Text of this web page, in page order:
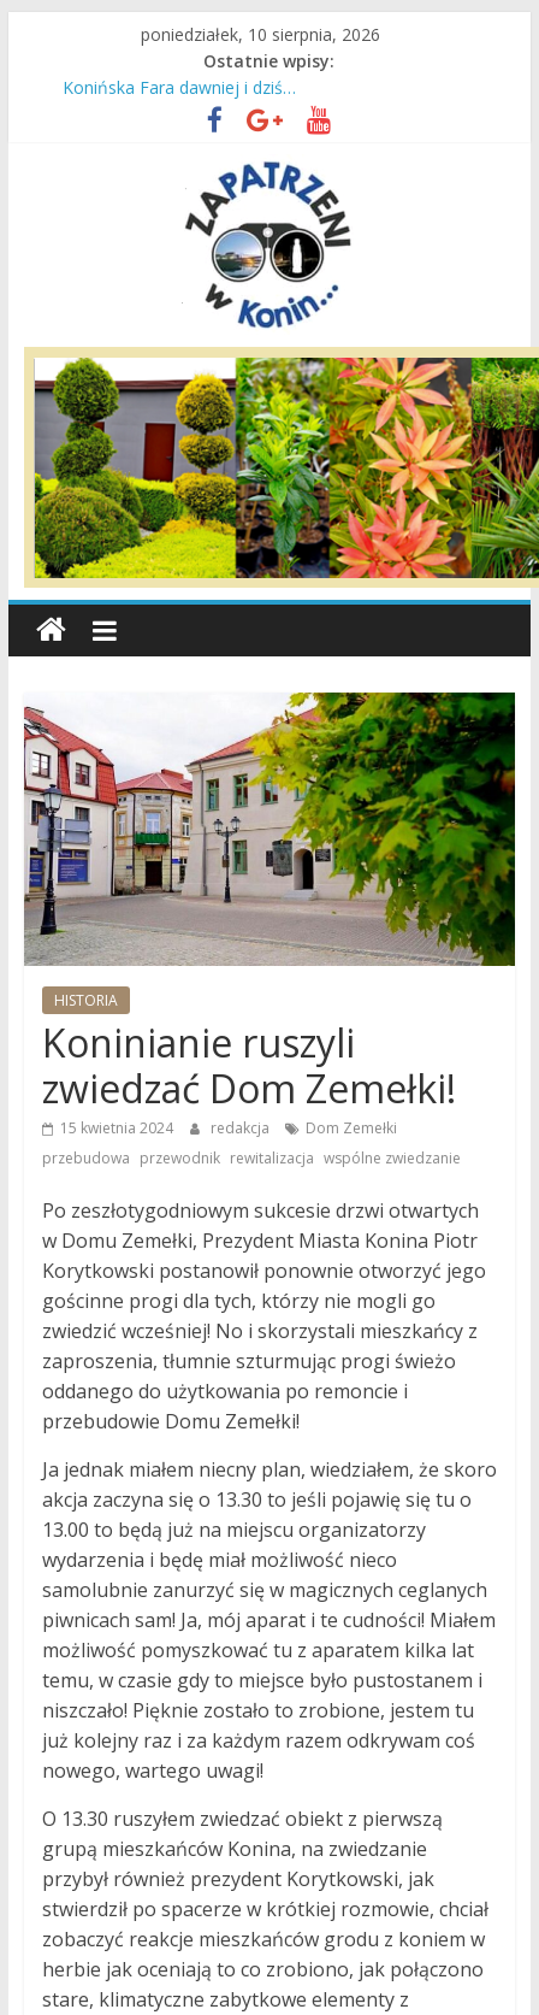
poniedziałek, 10 sierpnia, 2026
Ostatnie wpisy:
Nie próżnują we wakacje!
Konińska Fara dawniej i dziś…
Konin dawniej i dziś w obiektywie Jana Sochackiego…
Nowa baza dla konińskich ratowników medycznych!
Zapatrzeni
w
Konin
wiadomości,
informacje,
sport,
Konin,
Koło,
Wielkopolska,
Polska
HISTORIA
Koninianie ruszyli
zwiedzać Dom Zemełki!
15 kwietnia 2024 redakcja Dom Zemełki
przebudowa przewodnik, rewitalizacja wspólne zwiedzanie
Po zeszłotygodniowym sukcesie drzwi otwartych
w Domu Zemełki, Prezydent Miasta Konina Piotr
Korytkowski postanowił ponownie otworzyć jego
gościnne progi dla tych, którzy nie mogli go
zwiedzić wcześniej! No i skorzystali mieszkańcy z
zaproszenia, tłumnie szturmując progi świeżo
oddanego do użytkowania po remoncie i
przebudowie Domu Zemełki!
Ja jednak miałem niecny plan, wiedziałem, że skoro
akcja zaczyna się o 13.30 to jeśli pojawię się tu o
13.00 to będą już na miejscu organizatorzy
wydarzenia i będę miał możliwość nieco
samolubnie zanurzyć się w magicznych ceglanych
piwnicach sam! Ja, mój aparat i te cudności! Miałem
możliwość pomyszkować tu z aparatem kilka lat
temu, w czasie gdy to miejsce było pustostanem i
niszczało! Pięknie zostało to zrobione, jestem tu
już kolejny raz i za każdym razem odkrywam coś
nowego, wartego uwagi!
O 13.30 ruszyłem zwiedzać obiekt z pierwszą
grupą mieszkańców Konina, na zwiedzanie
przybył również prezydent Korytkowski, jak
stwierdził po spacerze w krótkiej rozmowie, chciał
zobaczyć reakcje mieszkańców grodu z koniem w
herbie jak oceniają to co zrobiono, jak połączono
stare, klimatyczne zabytkowe elementy z